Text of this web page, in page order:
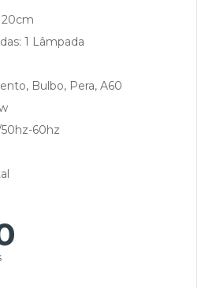
1 Lâmpada
Bulbo, Pera, A60
60hz